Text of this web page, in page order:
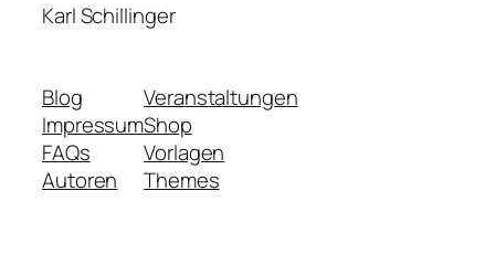
Karl Schillinger
Blog
Impressum
FAQs
Autoren
Veranstaltungen
Shop
Vorlagen
Themes